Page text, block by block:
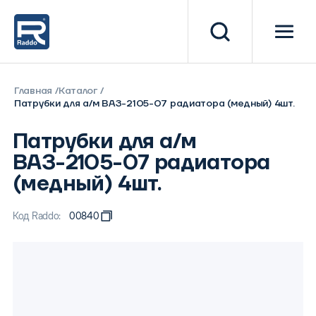
Главная Каталог
Патрубки для а/м ВАЗ-2105-07 радиатора (медный) 4шт.
Патрубки для а/м
ВАЗ-2105-07 радиатора
(медный) 4шт.
Код Raddo: 00840